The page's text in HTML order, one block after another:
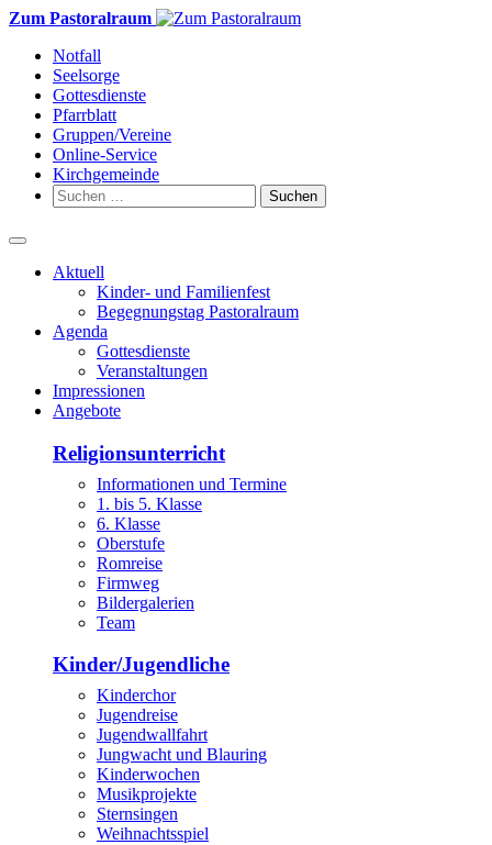
Weiter
Inhalt
Zum Pastoralraum
Notfall
Seelsorge
Gottesdienste
Pfarrblatt
Gruppen/Vereine
Online-Service
Kirchgemeinde
Suchen
nach:
Aktuell
Kinder- und Familienfest
Begegnungstag Pastoralraum
Agenda
Gottesdienste
Veranstaltungen
Impressionen
Angebote
Religionsunterricht
Informationen und Termine
1. bis 5. Klasse
6. Klasse
Oberstufe
Romreise
Firmweg
Bildergalerien
Team
Kinder/Jugendliche
Kinderchor
Jugendreise
Jugendwallfahrt
Jungwacht und Blauring
Kinderwochen
Musikprojekte
Sternsingen
Weihnachtsspiel